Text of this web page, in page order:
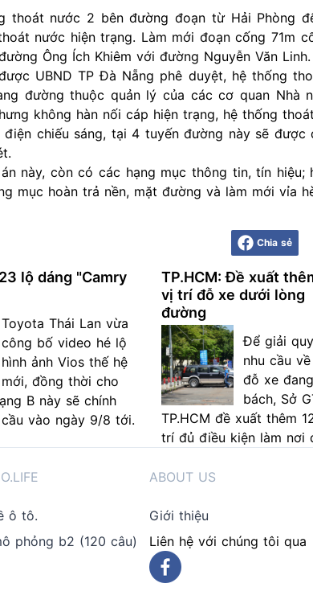
thoát nước 2 bên đường đoạn từ Hải Phòng
nước hiện trạng. Làm mới đoạn cống 71m
Ông Ích Khiêm với đường Nguyễn Văn Linh.
UBND TP Đà Nẵng phê duyệt, hệ thống
đường thuộc quản lý của các cơ quan Nhà
không hàn nối cáp hiện trạng, hệ thống
chiếu sáng, tại 4 tuyến đường này sẽ
này, còn có các hạng mục thông tin, tín hiệu;
mục hoàn trả nền, mặt đường và làm mới vỉa
Chia sẻ
lộ dáng "Camry
Toyota Thái Lan vừa
công bố video hé lộ
hình ảnh Vios thế hệ
mới, đồng thời cho
B này sẽ chính
vào ngày 9/8 tới.
TP.HCM: Đề xuất
vị trí đỗ xe dưới lòng
đường
Để giải
nhu cầu
đỗ xe
bách, Sở
TP.HCM đề xuất thêm
trí đủ điều kiện làm nơi
ô tô.
phỏng b2 (120 câu)
ABOUT US
Giới thiệu
Liên hệ với chúng tôi qua